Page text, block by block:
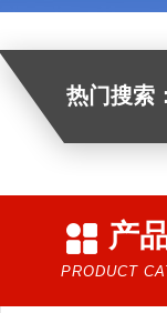
热门搜索：
产
PRODUCT